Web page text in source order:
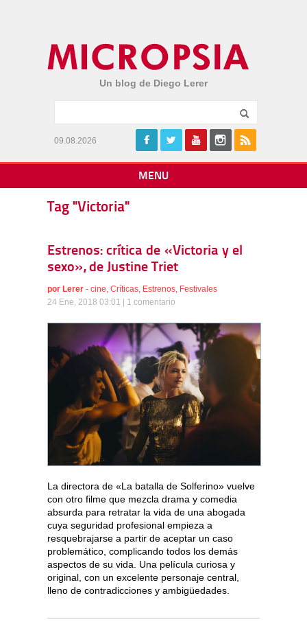
Un blog de Diego Lerer
09.08.2026
MENU
Tag "Victoria"
Estrenos: crítica de «Victoria y el
sexo», de Justine Triet
por Lerer - cine, Críticas, Estrenos, Festivales
24 Ene, 2018 03:01 | 1 comentario
La directora de «La batalla de Solferino» vuelve
con otro filme que mezcla drama y comedia
absurda para retratar la vida de una abogada
cuya seguridad profesional empieza a
resquebrajarse a partir de aceptar un caso
problemático, complicando todos los demás
aspectos de su vida. Una película curiosa y
original, con un excelente personaje central,
lleno de contradicciones y ambigüedades.